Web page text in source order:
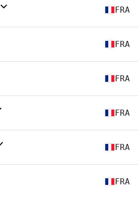
FRA
FRA
FRA
FRA
FRA
FRA